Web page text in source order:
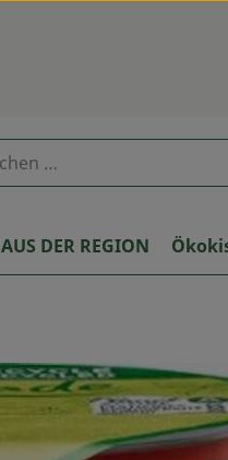
AUS DER REGION